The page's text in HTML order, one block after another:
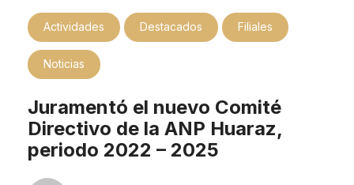
Actividades Destacados Filiales
Noticias
Juramentó el nuevo Comité
Directivo de la ANP Huaraz,
periodo 2022 – 2025